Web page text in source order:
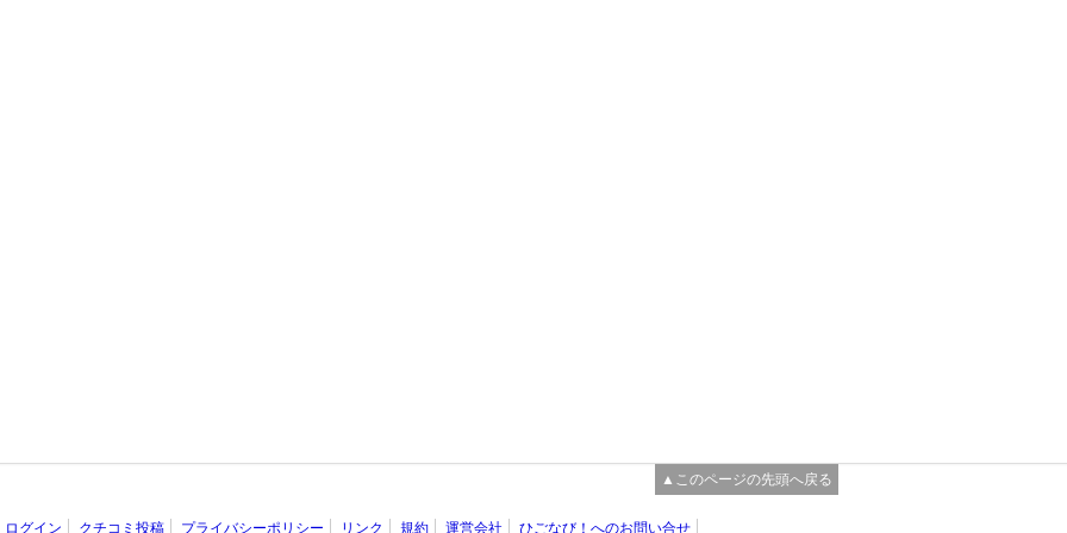
▲このページの先頭へ戻る
ログイン クチコミ投稿 プライバシーポリシー リンク 規約 運営会社 ひごなび！へのお問い合せ